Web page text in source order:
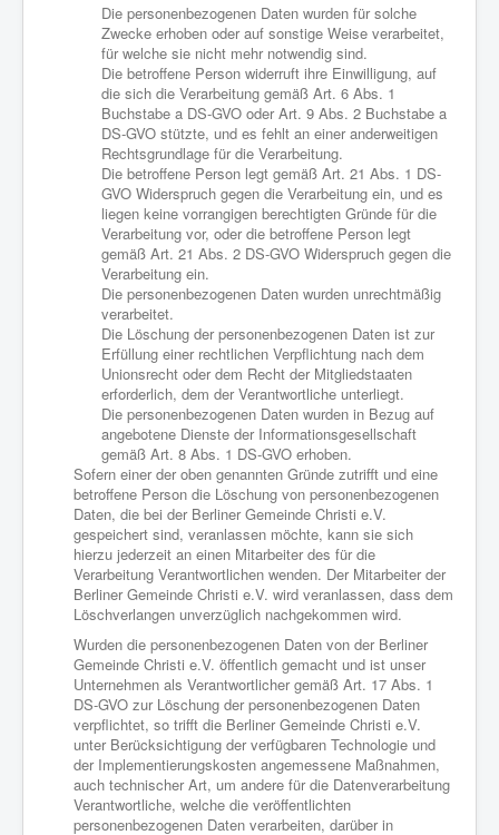
Die personenbezogenen Daten wurden für solche
Zwecke erhoben oder auf sonstige Weise verarbeitet,
für welche sie nicht mehr notwendig sind.
Die betroffene Person widerruft ihre Einwilligung, auf
die sich die Verarbeitung gemäß Art. 6 Abs. 1
Buchstabe a DS-GVO oder Art. 9 Abs. 2 Buchstabe a
DS-GVO stützte, und es fehlt an einer anderweitigen
Rechtsgrundlage für die Verarbeitung.
Die betroffene Person legt gemäß Art. 21 Abs. 1 DS-
GVO Widerspruch gegen die Verarbeitung ein, und es
liegen keine vorrangigen berechtigten Gründe für die
Verarbeitung vor, oder die betroffene Person legt
gemäß Art. 21 Abs. 2 DS-GVO Widerspruch gegen die
Verarbeitung ein.
Die personenbezogenen Daten wurden unrechtmäßig
verarbeitet.
Die Löschung der personenbezogenen Daten ist zur
Erfüllung einer rechtlichen Verpflichtung nach dem
Unionsrecht oder dem Recht der Mitgliedstaaten
erforderlich, dem der Verantwortliche unterliegt.
Die personenbezogenen Daten wurden in Bezug auf
angebotene Dienste der Informationsgesellschaft
gemäß Art. 8 Abs. 1 DS-GVO erhoben.
Sofern einer der oben genannten Gründe zutrifft und eine
betroffene Person die Löschung von personenbezogenen
Daten, die bei der Berliner Gemeinde Christi e.V.
gespeichert sind, veranlassen möchte, kann sie sich
hierzu jederzeit an einen Mitarbeiter des für die
Verarbeitung Verantwortlichen wenden. Der Mitarbeiter der
Berliner Gemeinde Christi e.V. wird veranlassen, dass dem
Löschverlangen unverzüglich nachgekommen wird.
Wurden die personenbezogenen Daten von der Berliner
Gemeinde Christi e.V. öffentlich gemacht und ist unser
Unternehmen als Verantwortlicher gemäß Art. 17 Abs. 1
DS-GVO zur Löschung der personenbezogenen Daten
verpflichtet, so trifft die Berliner Gemeinde Christi e.V.
unter Berücksichtigung der verfügbaren Technologie und
der Implementierungskosten angemessene Maßnahmen,
auch technischer Art, um andere für die Datenverarbeitung
Verantwortliche, welche die veröffentlichten
personenbezogenen Daten verarbeiten, darüber in